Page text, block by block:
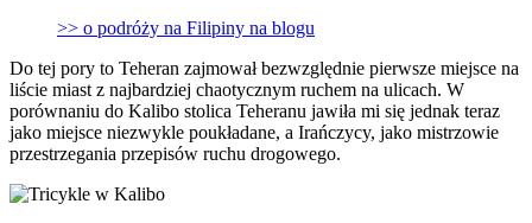
>> o podróży na Filipiny na blogu
Do tej pory to Teheran zajmował bezwzględnie pierwsze miejsce na
liście miast z najbardziej chaotycznym ruchem na ulicach. W
porównaniu do Kalibo stolica Teheranu jawiła mi się jednak teraz
jako miejsce niezwykle poukładane, a Irańczycy, jako mistrzowie
przestrzegania przepisów ruchu drogowego.